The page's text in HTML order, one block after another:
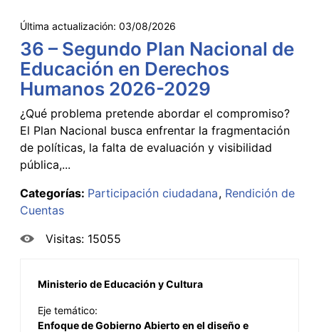
Última actualización: 03/08/2026
36 – Segundo Plan Nacional de
Educación en Derechos
Humanos 2026-2029
¿Qué problema pretende abordar el compromiso?
El Plan Nacional busca enfrentar la fragmentación
de políticas, la falta de evaluación y visibilidad
pública,...
Categorías: Participación ciudadana Rendición de
Cuentas
Visitas: 15055
Ministerio de Educación y Cultura
Eje temático:
Enfoque de Gobierno Abierto en el diseño e